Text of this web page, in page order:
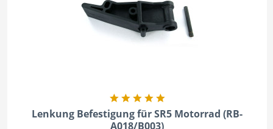
Lenkung Befestigung für SR5 Motorrad (RB-
A018/B003)